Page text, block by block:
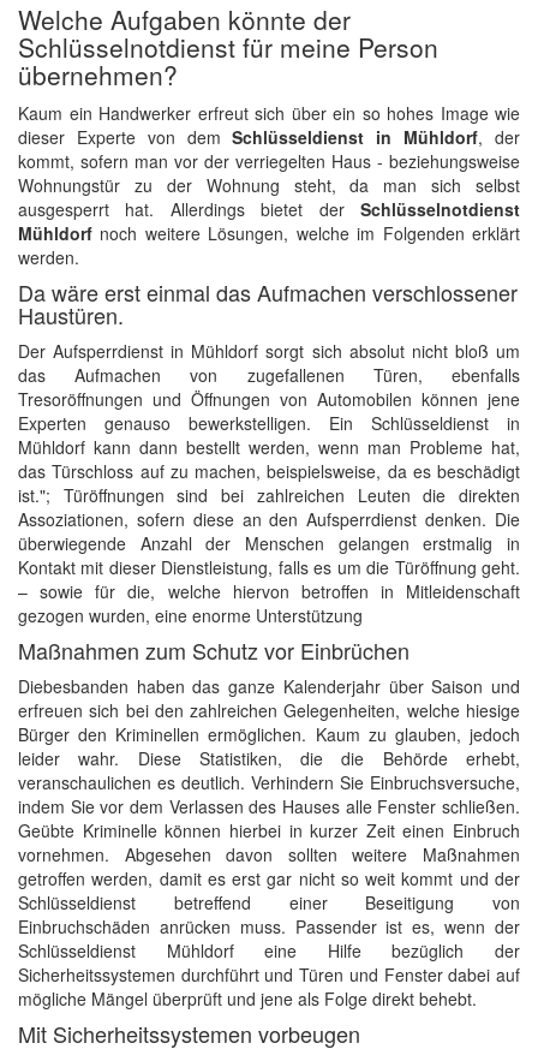
Welche Aufgaben könnte der
Schlüsselnotdienst für meine Person
übernehmen?
Kaum ein Handwerker erfreut sich über ein so hohes Image wie
dieser Experte von demSchlüsseldienst in Mühldorf, der
kommt, sofern man vor der verriegelten Haus - beziehungsweise
Wohnungstür zu der Wohnung steht, da man sich selbst
ausgesperrt hat. Allerdings bietet der Schlüsselnotdienst
Mühldorf noch weitere Lösungen, welche im Folgenden erklärt
werden.
Da wäre erst einmal das Aufmachen verschlossener
Haustüren.
Der Aufsperrdienst in Mühldorf sorgt sich absolut nicht bloß um
das Aufmachen von zugefallenen Türen, ebenfalls
Tresoröffnungen und Öffnungen von Automobilen können jene
Experten genauso bewerkstelligen. Ein Schlüsseldienst in
Mühldorf kann dann bestellt werden, wenn man Probleme hat,
das Türschloss auf zu machen, beispielsweise, da es beschädigt
ist."; Türöffnungen sind bei zahlreichen Leuten die direkten
Assoziationen, sofern diese an den Aufsperrdienst denken. Die
überwiegende Anzahl der Menschen gelangen erstmalig in
Kontakt mit dieser Dienstleistung, falls es um die Türöffnung geht.
– sowie für die, welche hiervon betroffen in Mitleidenschaft
gezogen wurden, eine enorme Unterstützung
Maßnahmen zum Schutz vor Einbrüchen
Diebesbanden haben das ganze Kalenderjahr über Saison und
erfreuen sich bei den zahlreichen Gelegenheiten, welche hiesige
Bürger den Kriminellen ermöglichen. Kaum zu glauben, jedoch
leider wahr. Diese Statistiken, die die Behörde erhebt,
veranschaulichen es deutlich. Verhindern Sie Einbruchsversuche,
indem Sie vor dem Verlassen des Hauses alle Fenster schließen.
Geübte Kriminelle können hierbei in kurzer Zeit einen Einbruch
vornehmen. Abgesehen davon sollten weitere Maßnahmen
getroffen werden, damit es erst gar nicht so weit kommt und der
Schlüsseldienst betreffend einer Beseitigung von
Einbruchschäden anrücken muss. Passender ist es, wenn der
Schlüsseldienst Mühldorf eine Hilfe bezüglich der
Sicherheitssystemen durchführt und Türen und Fenster dabei auf
mögliche Mängel überprüft und jene als Folge direkt behebt.
Mit Sicherheitssystemen vorbeugen